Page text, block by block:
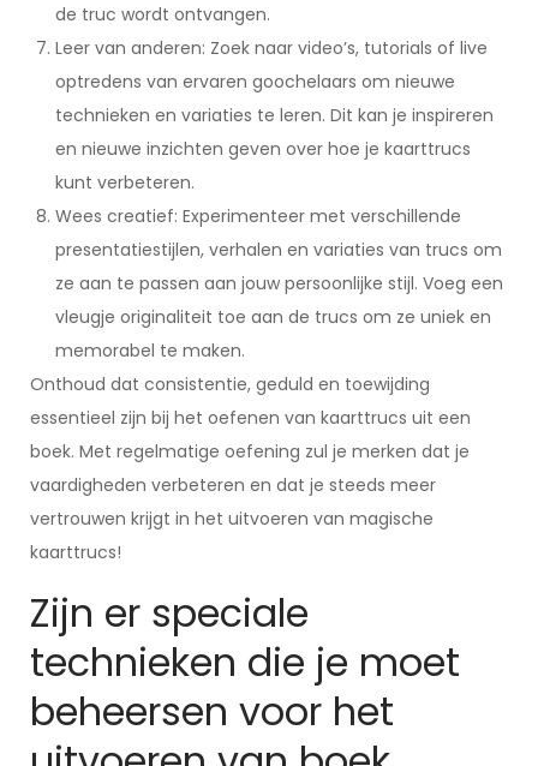
de truc wordt ontvangen.
Leer van anderen: Zoek naar video’s, tutorials of live
optredens van ervaren goochelaars om nieuwe
technieken en variaties te leren. Dit kan je inspireren
en nieuwe inzichten geven over hoe je kaarttrucs
kunt verbeteren.
Wees creatief: Experimenteer met verschillende
presentatiestijlen, verhalen en variaties van trucs om
ze aan te passen aan jouw persoonlijke stijl. Voeg een
vleugje originaliteit toe aan de trucs om ze uniek en
memorabel te maken.
Onthoud dat consistentie, geduld en toewijding
essentieel zijn bij het oefenen van kaarttrucs uit een
boek. Met regelmatige oefening zul je merken dat je
vaardigheden verbeteren en dat je steeds meer
vertrouwen krijgt in het uitvoeren van magische
kaarttrucs!
Zijn er speciale
technieken die je moet
beheersen voor het